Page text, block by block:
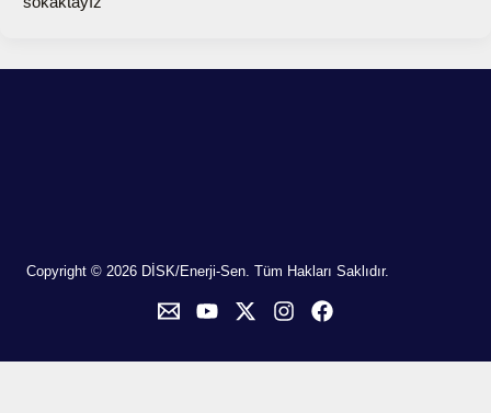
Copyright © 2026 DİSK/Enerji-Sen. Tüm Hakları Saklıdır.